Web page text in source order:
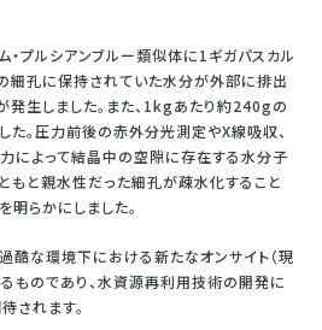
プルシアンブルー類似体に1ギガパスカル
細孔に保持されていた水分が外部に排出
発生しました。また、1kgあたり約240gの
た。圧力前後の赤外分光測定やX線吸収、
によって結晶中の空隙に存在する水分子
もと親水性だった細孔が疎水化すること
らかにしました。
酷な環境下における新たなオンサイト（現
ものであり、水資源再利用技術の開発に
されます。